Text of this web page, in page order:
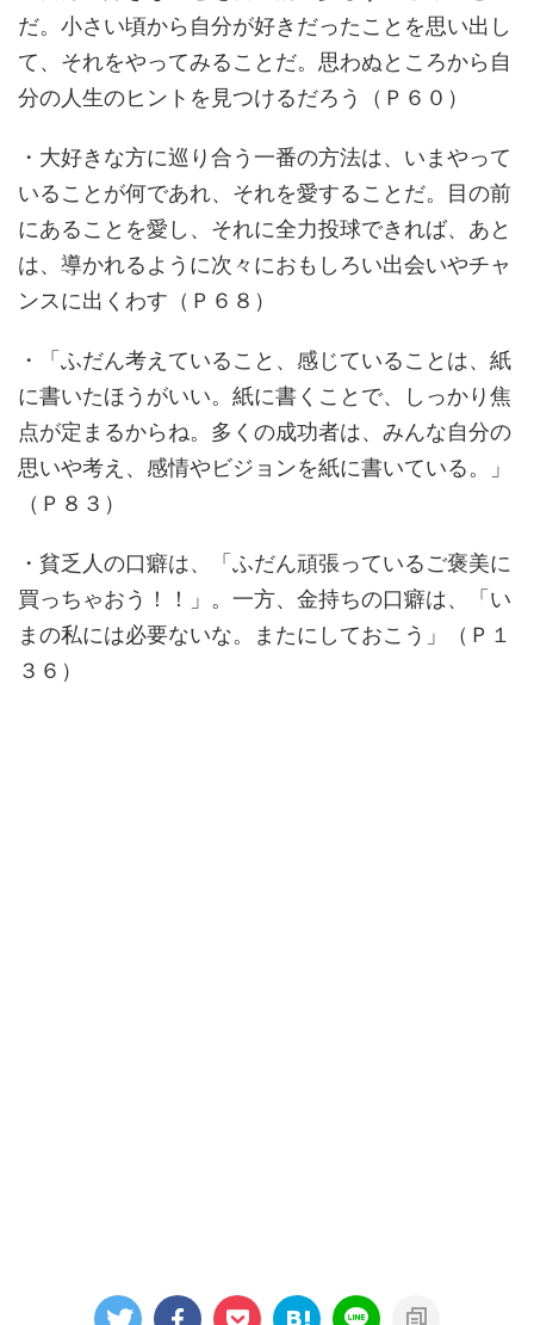
だ。小さい頃から自分が好きだったことを思い出し
て、それをやってみることだ。思わぬところから自
分の人生のヒントを見つけるだろう（Ｐ６０）
・大好きな方に巡り合う一番の方法は、いまやって
いることが何であれ、それを愛することだ。目の前
にあることを愛し、それに全力投球できれば、あと
は、導かれるように次々におもしろい出会いやチャ
ンスに出くわす（Ｐ６８）
・「ふだん考えていること、感じていることは、紙
に書いたほうがいい。紙に書くことで、しっかり焦
点が定まるからね。多くの成功者は、みんな自分の
思いや考え、感情やビジョンを紙に書いている。」
（Ｐ８３）
・貧乏人の口癖は、「ふだん頑張っているご褒美に
買っちゃおう！！」。一方、金持ちの口癖は、「い
まの私には必要ないな。またにしておこう」（Ｐ１
３６）